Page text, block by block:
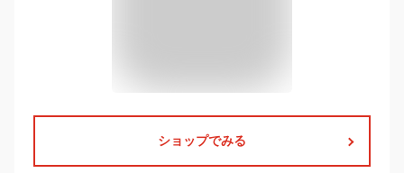
ショップでみる